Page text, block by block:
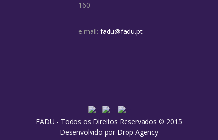
160
e.mail: fadu@fadu.pt
FADU - Todos os Direitos Reservados © 2015
Desenvolvido por Drop Agency